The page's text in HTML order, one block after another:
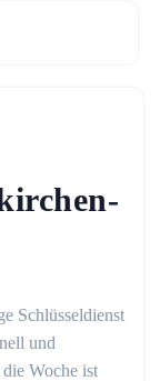
Schlüsseldienst
und
Woche ist